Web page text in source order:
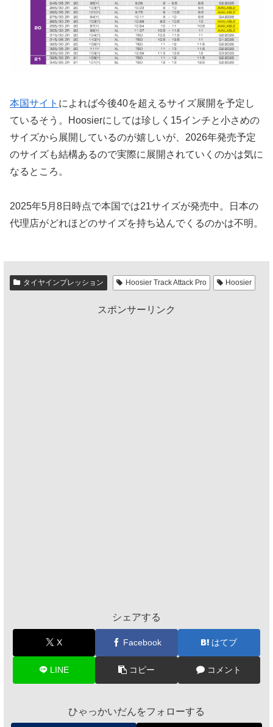
本国サイト によれば今後40を超えるサイズ展開を予定し
ているそう。Hoosierにしては珍しく15インチと小さめの
サイズから展開しているのが嬉しいが、2026年発売予定
のサイズも結構あるので実際に展開されていくのかは気に
なるところ。
2025年5月8日時点で本国では21サイズが発売中。日本の
代理店がどれほどのサイズを持ち込んでくるのかは不明。
タイヤインプレッション Hoosier Track Attack Pro Hoosier
スポンサーリンク
シェアする
X Facebook はてブ
LINE コピー コメント
ひゃっかいだんをフォローする